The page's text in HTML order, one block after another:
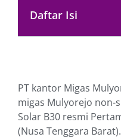
Daftar Isi
PT kantor Migas
migas Mulyorejo non-
Solar B30 resmi
(Nusa Tenggara